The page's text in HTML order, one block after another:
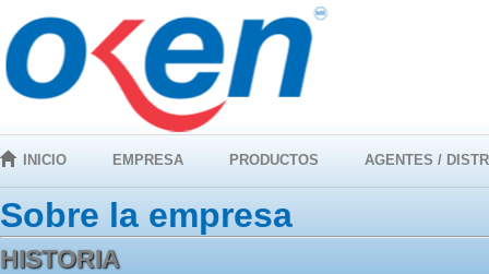
INICIO EMPRESA PRODUCTOS AGENTES /
Sobre la empresa
HISTORIA